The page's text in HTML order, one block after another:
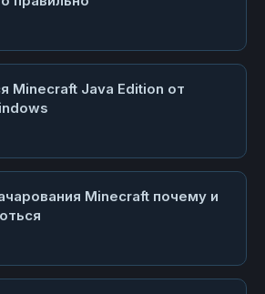
Minecraft Java Edition от
Minecraft почему и